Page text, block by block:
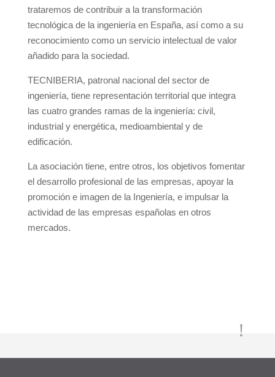
trataremos de contribuir a la transformación
tecnológica de la ingeniería en España, así como a su
reconocimiento como un servicio intelectual de valor
añadido para la sociedad.
TECNIBERIA, patronal nacional del sector de
ingeniería, tiene representación territorial que integra
las cuatro grandes ramas de la ingeniería: civil,
industrial y energética, medioambiental y de
edificación.
La asociación tiene, entre otros, los objetivos fomentar
el desarrollo profesional de las empresas, apoyar la
promoción e imagen de la Ingeniería, e impulsar la
actividad de las empresas españolas en otros
mercados.